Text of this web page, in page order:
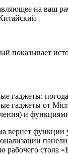
на ваш
показывает
гаджеты:
гаджеты от
и
вернет функции
рабочего стола